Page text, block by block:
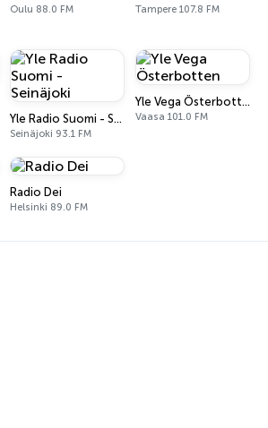
Oulu 88.0 FM Tampere 107.8 FM
Yle Radio Suomi - Seinäjoki
Seinäjoki 93.1 FM
Yle Vega Österbotten
Vaasa 101.0 FM
Radio Dei
Helsinki 89.0 FM